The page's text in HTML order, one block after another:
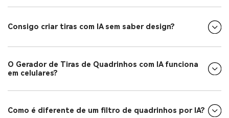
Consigo criar tiras com IA sem saber design?
O Gerador de Tiras de Quadrinhos com IA funciona
em celulares?
Como é diferente de um filtro de quadrinhos por IA?